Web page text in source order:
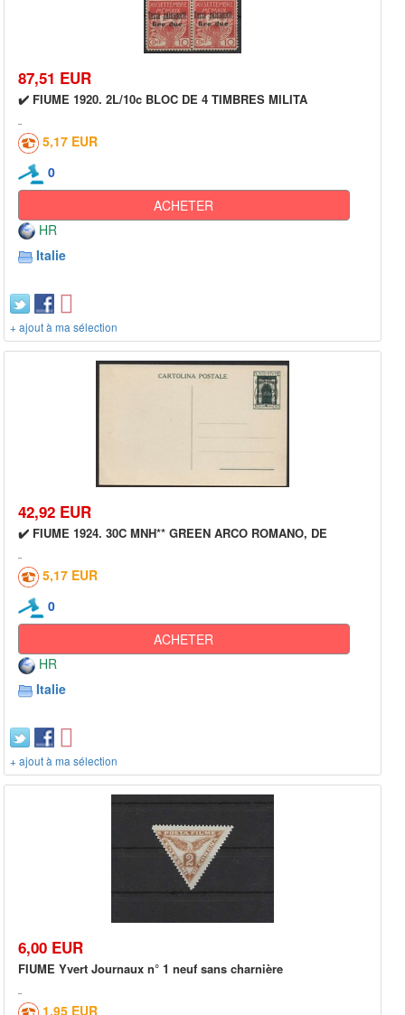
87,51 EUR
✔️ FIUME 1920. 2L/10c BLOC DE 4 TIMBRES MILITA
5,17 EUR
0
ACHETER
HR
Italie
+ ajout à ma sélection
42,92 EUR
✔️ FIUME 1924. 30C MNH** GREEN ARCO ROMANO, DE
5,17 EUR
0
ACHETER
HR
Italie
+ ajout à ma sélection
6,00 EUR
FIUME Yvert Journaux n° 1 neuf sans charnière
1,95 EUR